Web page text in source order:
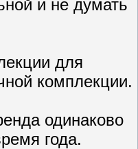
и не думать
для
комплекции.
одинаково
года.